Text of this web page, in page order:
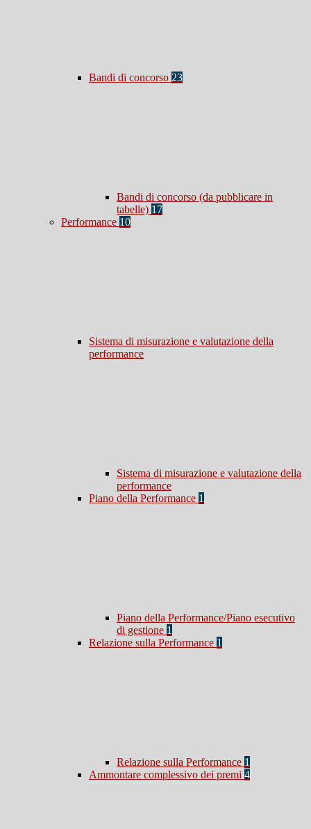
Bandi di concorso 23
Bandi di concorso (da pubblicare in
tabelle) 17
Performance 10
Sistema di misurazione e valutazione della
performance
Sistema di misurazione e valutazione della
performance
Piano della Performance 1
Piano della Performance/Piano esecutivo
di gestione 1
Relazione sulla Performance 1
Relazione sulla Performance 1
Ammontare complessivo dei premi 4